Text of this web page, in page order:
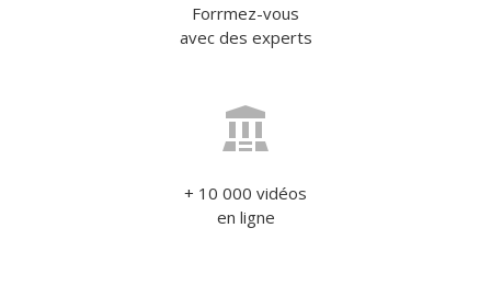
Forrmez-vous
avec des experts
+ 10 000 vidéos
en ligne